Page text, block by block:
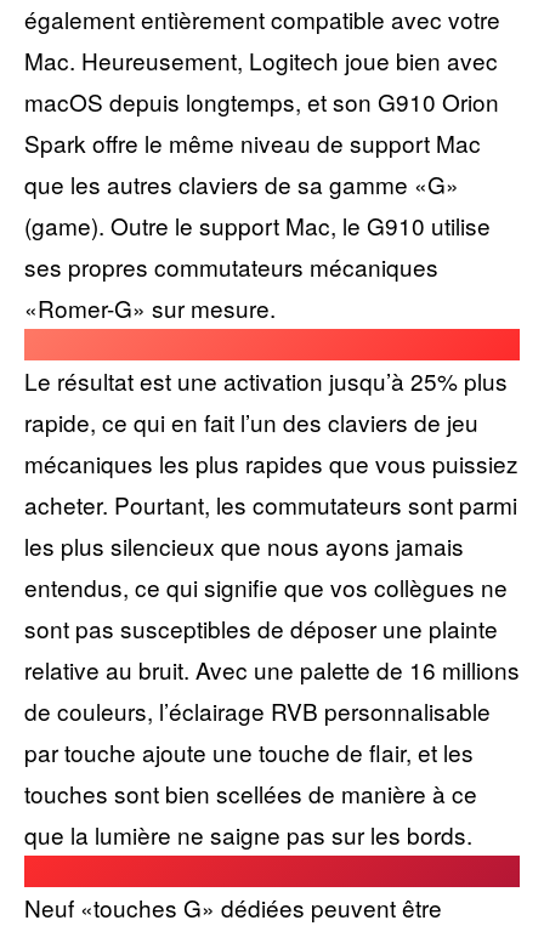
également entièrement compatible avec votre
Mac. Heureusement, Logitech joue bien avec
macOS depuis longtemps, et son G910 Orion
Spark offre le même niveau de support Mac
que les autres claviers de sa gamme «G»
(game). Outre le support Mac, le G910 utilise
ses propres commutateurs mécaniques
«Romer-G» sur mesure.
Le résultat est une activation jusqu’à 25% plus
rapide, ce qui en fait l’un des claviers de jeu
mécaniques les plus rapides que vous puissiez
acheter. Pourtant, les commutateurs sont parmi
les plus silencieux que nous ayons jamais
entendus, ce qui signifie que vos collègues ne
sont pas susceptibles de déposer une plainte
relative au bruit. Avec une palette de 16 millions
de couleurs, l’éclairage RVB personnalisable
par touche ajoute une touche de flair, et les
touches sont bien scellées de manière à ce
que la lumière ne saigne pas sur les bords.
Neuf «touches G» dédiées peuvent être